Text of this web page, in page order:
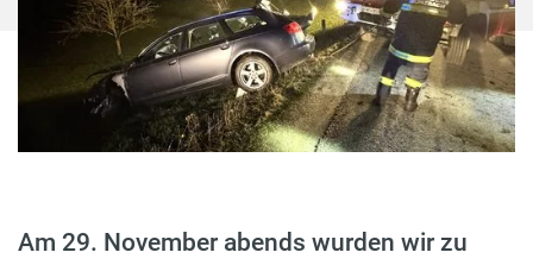
Am 29. November abends wurden wir zu